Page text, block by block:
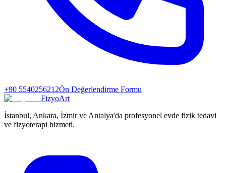
+90 5540256212Ön Değerlendirme Formu
FizyoArt
İstanbul, Ankara, İzmir ve Antalya'da profesyonel evde fizik tedavi
ve fizyoterapi hizmeti.